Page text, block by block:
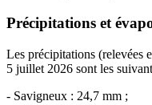
Précipitations et
Les précipitations (relevées
5 juillet 2026 sont les
- Savigneux : 24,7 mm ;